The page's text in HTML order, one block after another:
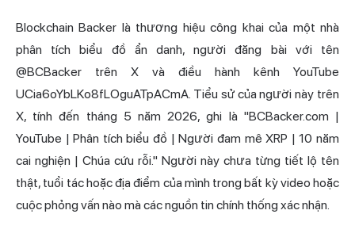
Blockchain Backer là thương hiệu công khai của một nhà
phân tích biểu đồ ẩn danh, người đăng bài với tên
@BCBacker trên X và điều hành kênh YouTube
UCia6oYbLKo8fLOguATpACmA. Tiểu sử của người này trên
X, tính đến tháng 5 năm 2026, ghi là "BCBacker.com |
YouTube | Phân tích biểu đồ | Người đam mê XRP | 10 năm
cai nghiện | Chúa cứu rỗi." Người này chưa từng tiết lộ tên
thật, tuổi tác hoặc địa điểm của mình trong bất kỳ video hoặc
cuộc phỏng vấn nào mà các nguồn tin chính thống xác nhận.